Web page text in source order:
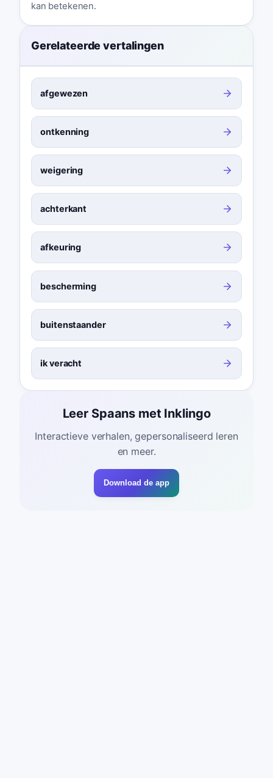
kan betekenen.
Gerelateerde vertalingen
afgewezen
ontkenning
weigering
achterkant
afkeuring
bescherming
buitenstaander
ik veracht
Leer Spaans met Inklingo
Interactieve verhalen, gepersonaliseerd leren
en meer.
Download de app